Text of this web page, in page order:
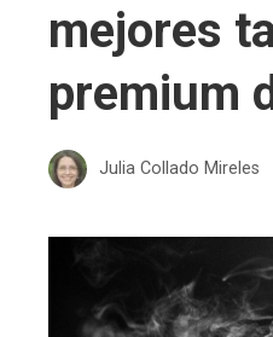
mejores
premium
Julia Collado Mireles